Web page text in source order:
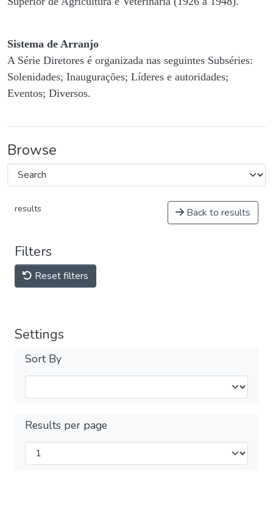
Sistema de Arranjo
A Série Diretores é organizada nas seguintes Subséries:
Solenidades; Inaugurações; Líderes e autoridades;
Eventos; Diversos.
Browse
results Back to results
Filters
Reset filters
Settings
Sort By
Results per page